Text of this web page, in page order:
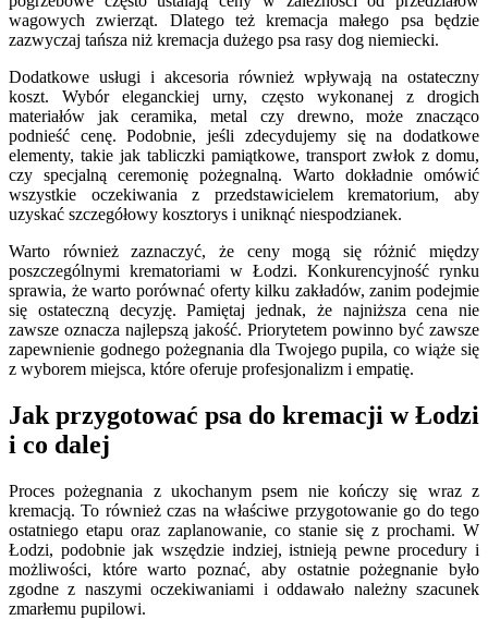
wagowych zwierząt. Dlatego też kremacja małego psa będzie
zazwyczaj tańsza niż kremacja dużego psa rasy dog niemiecki.
Dodatkowe usługi i akcesoria również wpływają na ostateczny
koszt. Wybór eleganckiej urny, często wykonanej z drogich
materiałów jak ceramika, metal czy drewno, może znacząco
podnieść cenę. Podobnie, jeśli zdecydujemy się na dodatkowe
elementy, takie jak tabliczki pamiątkowe, transport zwłok z domu,
czy specjalną ceremonię pożegnalną. Warto dokładnie omówić
wszystkie oczekiwania z przedstawicielem krematorium, aby
uzyskać szczegółowy kosztorys i uniknąć niespodzianek.
Warto również zaznaczyć, że ceny mogą się różnić między
poszczególnymi krematoriami w Łodzi. Konkurencyjność rynku
sprawia, że warto porównać oferty kilku zakładów, zanim podejmie
się ostateczną decyzję. Pamiętaj jednak, że najniższa cena nie
zawsze oznacza najlepszą jakość. Priorytetem powinno być zawsze
zapewnienie godnego pożegnania dla Twojego pupila, co wiąże się
z wyborem miejsca, które oferuje profesjonalizm i empatię.
Jak przygotować psa do kremacji w Łodzi
i co dalej
Proces pożegnania z ukochanym psem nie kończy się wraz z
kremacją. To również czas na właściwe przygotowanie go do tego
ostatniego etapu oraz zaplanowanie, co stanie się z prochami. W
Łodzi, podobnie jak wszędzie indziej, istnieją pewne procedury i
możliwości, które warto poznać, aby ostatnie pożegnanie było
zgodne z naszymi oczekiwaniami i oddawało należny szacunek
zmarłemu pupilowi.